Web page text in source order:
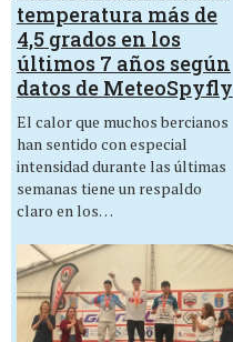
temperatura más de
4,5 grados en los
últimos 7 años según
datos de MeteoSpyfly
El calor que muchos bercianos
han sentido con especial
intensidad durante las últimas
semanas tiene un respaldo
claro en los…